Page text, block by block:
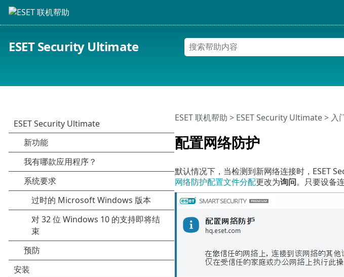
ESET Security Ultimate
配置网络防护
ESET 联机帮助 > ESET Security Ultimate> 入
默认情况下，当检测到新网络连接时，ESET
网络防护配置文件分配更改为询问。只要设备